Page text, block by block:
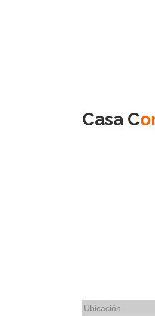
Casa C
Ubicación